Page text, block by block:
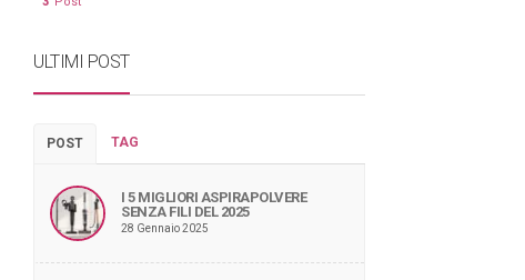
ULTIMI POST
POST TAG
I 5 MIGLIORI ASPIRAPOLVERE
SENZA FILI DEL 2025
28 Gennaio 2025